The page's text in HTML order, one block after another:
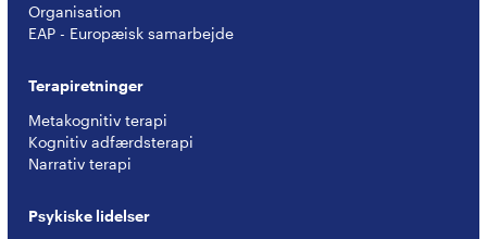
Organisation
EAP - Europæisk samarbejde
Terapiretninger
Metakognitiv terapi
Kognitiv adfærdsterapi
Narrativ terapi
Psykiske lidelser